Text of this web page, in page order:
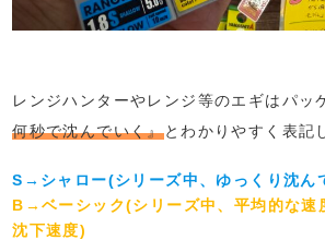
レンジハンターやレンジ等のエギはパッ
何秒で沈んでいく』とわかりやすく表記
S→シャロー(シリーズ中、ゆっくり沈ん
B→ベーシック(シリーズ中、平均的な速
沈下速度)